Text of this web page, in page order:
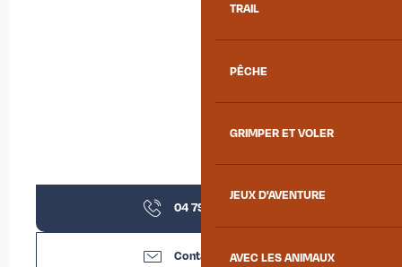
TRAIL
PÊCHE
GRIMPER ET VOLER
JEUX D'AVENTURE
AVEC LES ANIMAUX
04 79 83 51
Contactez-nous